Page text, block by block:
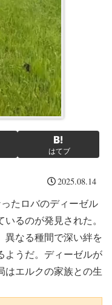
はてブ
2025.08.14
たロバのディーゼル
るのが発見された。
異なる種間で深い絆を
ようだ。ディーゼルが
はエルクの家族との生